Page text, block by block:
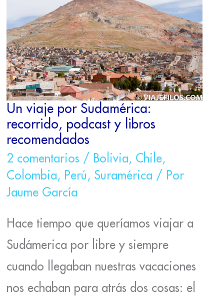
Un viaje por Sudamérica:
recorrido, podcast y libros
recomendados
2 comentarios / Bolivia, Chile,
Colombia, Perú, Suramérica/ Por
Jaume García
Hace tiempo que queríamos viajar a
Sudámerica por libre y siempre
cuando llegaban nuestras vacaciones
nos echaban para atrás dos cosas: el
SUDAMÉRICA:
RECORRIDO,
PODCAST
Y
LIBROS
RECOMENDADOS